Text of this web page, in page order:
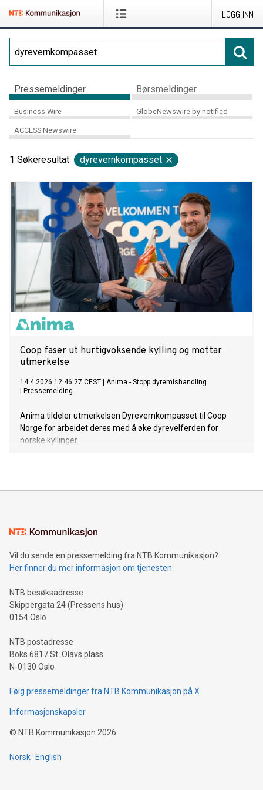
LOGG INN
Pressemeldinger Børsmeldinger
Business Wire GlobeNewswire by notified
ACCESS Newswire
1 Søkeresultat dyrevernkompasset
Coop faser ut hurtigvoksende kylling og mottar
utmerkelse
14.4.2026 12:46:27 CEST
Anima - Stopp dyremishandling
Pressemelding
Anima tildeler utmerkelsen Dyrevernkompasset til Coop
Norge for arbeidet deres med å øke dyrevelferden for
norske kyllinger.
Vil du sende en pressemelding fra NTB Kommunikasjon?
Her finner du mer informasjon om tjenesten
NTB besøksadresse
Skippergata 24 (Pressens hus)
0154 Oslo
NTB postadresse
Boks 6817 St. Olavs plass
N-0130 Oslo
Følg pressemeldinger fra NTB Kommunikasjon på X
Informasjonskapsler
© NTB Kommunikasjon 2026
Norsk English